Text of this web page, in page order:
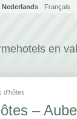
en
Nederlands Français
d'hôtes
–